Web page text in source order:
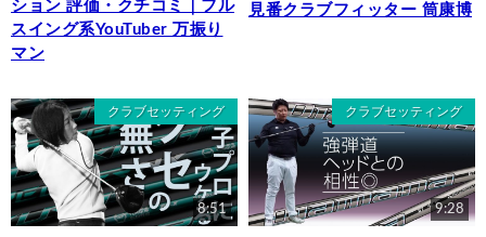
ション 評価・クチコミ｜フル
スイング系YouTuber 万振り
マン
見番クラブフィッター 筒康博
クラブセッティング
8:51
クラブセッティング
9:28